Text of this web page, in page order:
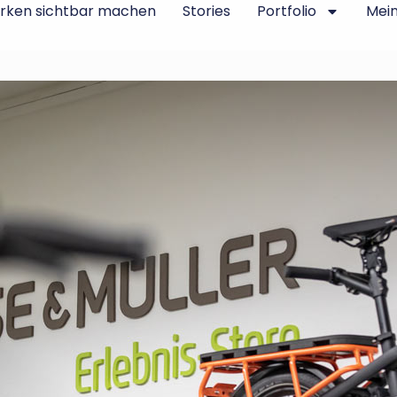
sichtbar machen Stories Portfolio